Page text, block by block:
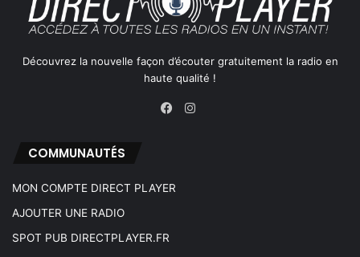
Découvrez la nouvelle façon d’écouter gratuitement la radio en
haute qualité !
Instagram
COMMUNAUTÉS
MON COMPTE DIRECT PLAYER
AJOUTER UNE RADIO
SPOT PUB DIRECTPLAYER.FR